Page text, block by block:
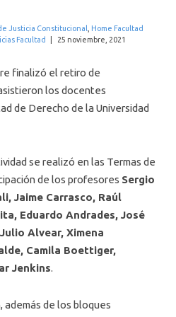
Justicia Constitucional Home Facultad
Facultad 25 noviembre, 2021
finalizó el retiro de
los docentes
de Derecho de la Universidad
se realizó en las Termas de
de los profesores Sergio
Jaime Carrasco, Raúl
Eduardo Andrades, José
Alvear, Ximena
Camila Boettiger,
Jenkins.
además de los bloques